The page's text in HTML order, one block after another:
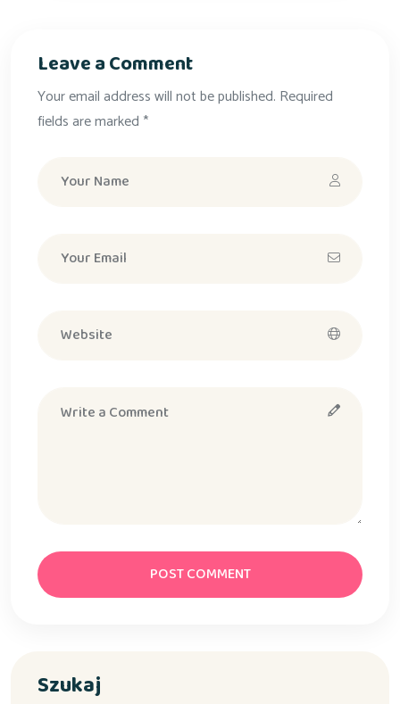
Leave a Comment
Your email address will not be published. Required
fields are marked *
POST COMMENT
Szukaj